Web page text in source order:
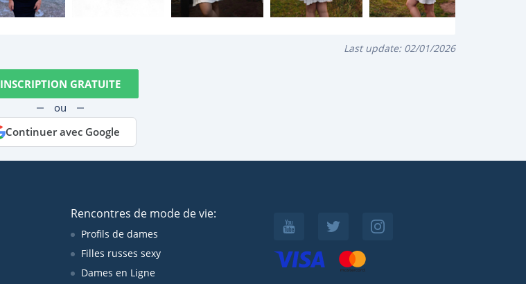
Last update: 02/01/2026
INSCRIPTION GRATUITE
ou
Continuer avec Google
Rencontres de mode de vie:
Profils de dames
Filles russes sexy
Dames en Ligne